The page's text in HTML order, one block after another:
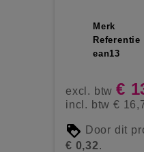
Merk
Referentie
ean13
excl. btw €
incl. btw €
Door dit
€ 0,32.